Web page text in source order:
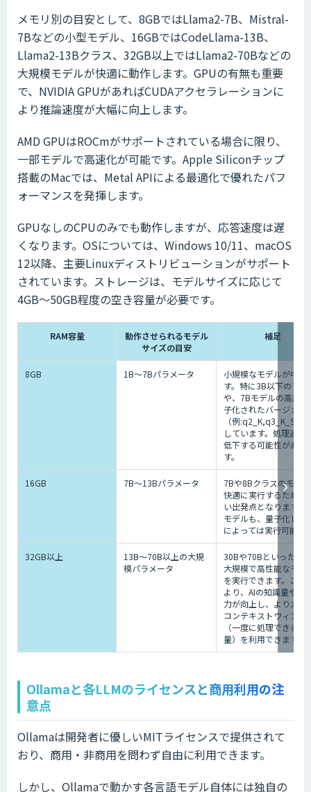
メモリ別の目安として、8GBではLlama2-7B、Mistral-
7Bなどの小型モデル、16GBではCodeLlama-13B、
Llama2-13Bクラス、32GB以上ではLlama2-70Bなどの
大規模モデルが快適に動作します。GPUの有無も重要
で、NVIDIA GPUがあればCUDAアクセラレーションに
より推論速度が大幅に向上します。
AMD GPUはROCmがサポートされている場合に限り、
一部モデルで高速化が可能です。Apple Siliconチップ
搭載のMacでは、Metal APIによる最適化で優れたパフ
ォーマンスを発揮します。
GPUなしのCPUのみでも動作しますが、応答速度は遅
くなります。OSについては、Windows 10/11、macOS
12以降、主要Linuxディストリビューションがサポート
されています。ストレージは、モデルサイズに応じて
4GB〜50GB程度の空き容量が必要です。
RAM容量
動作させられるモデル
サイズの目安
補足
8GB 1B〜7Bパラメータ
小規模なモデルが中心
す。特に3B以下のモデ
や、7Bモデルの高度に
子化されたバージョン
（例:q2_K,q3_K_S）
しています。処理速度
低下する可能性があり
す。
16GB 7B〜13Bパラメータ
7Bや8Bクラスのモデ
快適に実行するための
い出発点となります。
モデルも、量子化レベ
によっては実行可能で
32GB以上
13B〜70B以上の大規
模パラメータ
30Bや70Bといった、
大規模で高性能なモデ
を実行できます。これ
より、AIの知識量や推
力が向上し、より大き
コンテキストウィンド
（一度に処理できる情
量）を利用できます。
Ollamaと各LLMのライセンスと商用利用の注
意点
Ollamaは開発者に優しいMITライセンスで提供されて
おり、商用・非商用を問わず自由に利用できます。
しかし、Ollamaで動かす各言語モデル自体には独自の